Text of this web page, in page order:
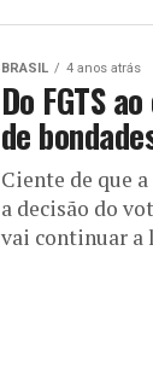
BRASIL 4 anos atrás
Do FGTS
de
Ciente de que
a decisão do
vai continuar a